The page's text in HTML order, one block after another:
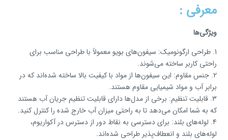
معرفی :
ویژگی‌ها
1. طراحی ارگونومیک:
سیفون‌های بویو معمولاً با طراحی مناسب برای
راحتی کاربر ساخته می‌شوند.
2. جنس مقاوم: این سیفون‌ها از مواد با کیفیت بالا ساخته شده‌اند که در
برابر آب و مواد شیمیایی مقاوم هستند.
3. قابلیت تنظیم: برخی از مدل‌ها دارای قابلیت تنظیم جریان آب هستند
که به شما امکان می‌دهد تا به راحتی میزان آب خارج شده را کنترل کنید.
4. لوله‌های بلند: برای دسترسی به نقاط دور از دسترس در
آکواریوم،
لوله‌های بلند و انعطاف‌پذیر طراحی شده‌اند.